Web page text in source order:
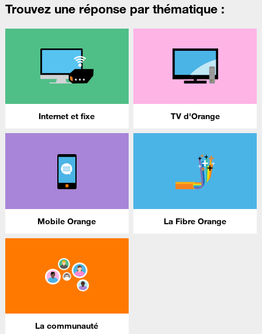
Trouvez une réponse par thématique :
Internet et fixe TV d'Orange
Mobile Orange La Fibre Orange
La communauté